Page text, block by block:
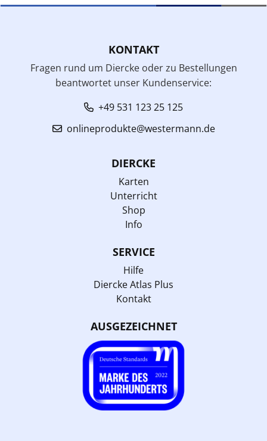
KONTAKT
Fragen rund um Diercke oder zu Bestellungen
beantwortet unser Kundenservice:
+49 531 123 25 125
onlineprodukte@westermann.de
DIERCKE
Karten
Unterricht
Shop
Info
SERVICE
Hilfe
Diercke Atlas Plus
Kontakt
AUSGEZEICHNET